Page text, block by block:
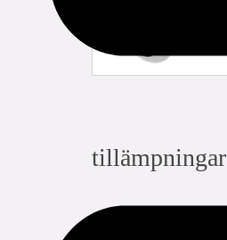
tillämpningar